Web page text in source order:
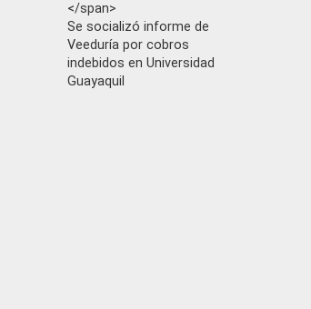
</span>
Se socializó informe de
Veeduría por cobros
indebidos en Universidad
Guayaquil